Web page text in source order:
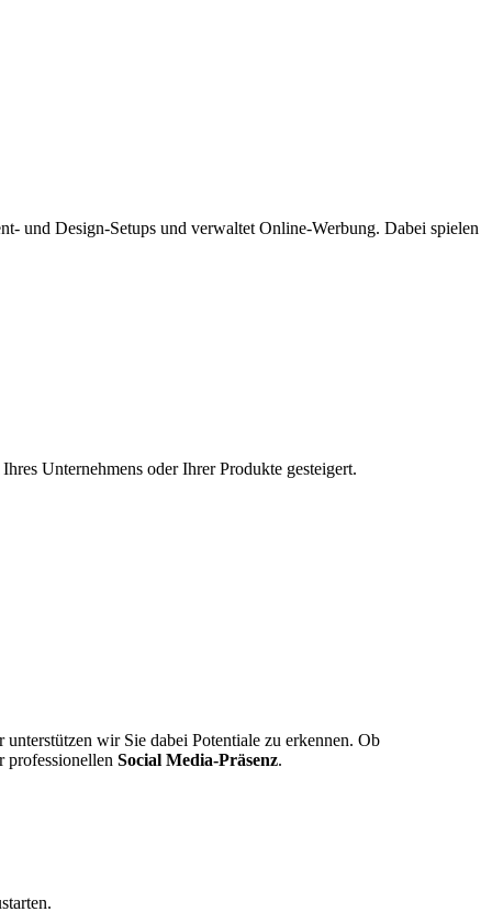
und Design-Setups und verwaltet Online-Werbung. Dabei spielen
Unternehmens oder Ihrer Produkte gesteigert.
wir Sie dabei Potentiale zu erkennen. Ob
professionellen Social Media-Präsenz.